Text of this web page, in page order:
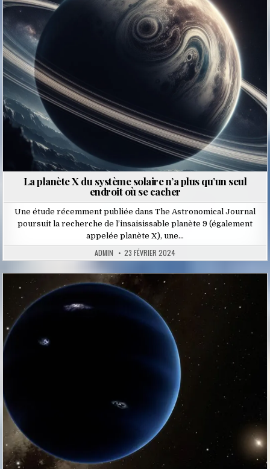
Posted
in
La planète X du système solaire n’a plus qu’un seul
endroit où se cacher
Une étude récemment publiée dans The Astronomical Journal
poursuit la recherche de l’insaisissable planète 9 (également
appelée planète X), une…
ADMIN 23 FÉVRIER 2024
Posted